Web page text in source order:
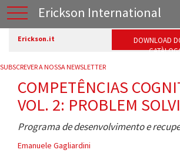
Erickson International
Erickson.it
DOWNLOAD
SUBSCREVER A NOSSA NEWSLETTER
COMPETÊNCIAS
VOL. 2: PROBLEM
Programa de desenvolvimento e
Emanuele Gagliardini